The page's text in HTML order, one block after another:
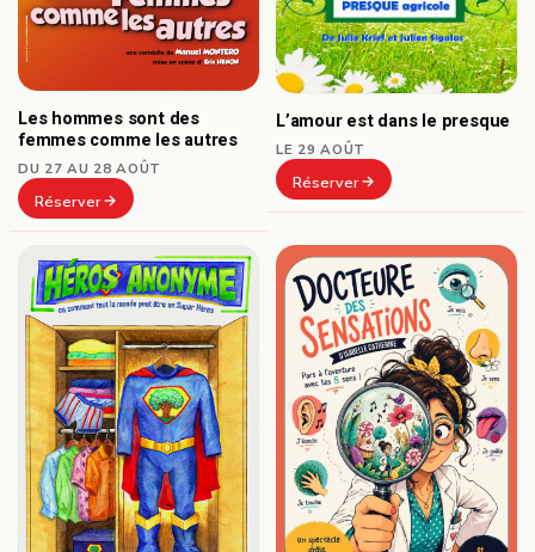
Les hommes sont des
femmes comme les autres
DU 27 AU 28 AOÛT
Réserver
L’amour est dans le presque
LE 29 AOÛT
Réserver